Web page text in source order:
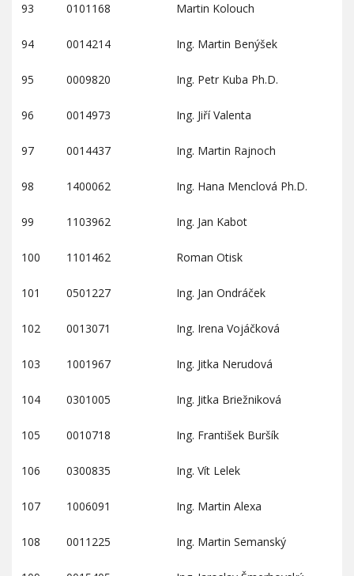
93 0101168 Martin Kolouch
94 0014214 Ing. Martin Benýšek
95 0009820 Ing. Petr Kuba Ph.D.
96 0014973 Ing. Jiří Valenta
97 0014437 Ing. Martin Rajnoch
98 1400062 Ing. Hana Menclová Ph.D.
99 1103962 Ing. Jan Kabot
100 1101462 Roman Otisk
101 0501227 Ing. Jan Ondráček
102 0013071 Ing. Irena Vojáčková
103 1001967 Ing. Jitka Nerudová
104 0301005 Ing. Jitka Briežniková
105 0010718 Ing. František Buršík
106 0300835 Ing. Vít Lelek
107 1006091 Ing. Martin Alexa
108 0011225 Ing. Martin Semanský